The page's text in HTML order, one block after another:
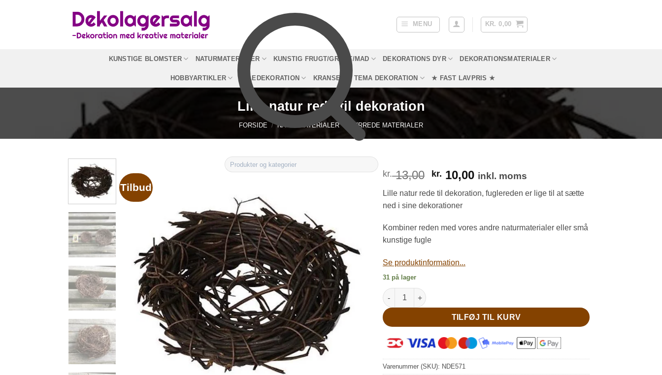
MENU KR. 0,00
KUNSTIGE BLOMSTER NATURMATERIALER KUNSTIG FRUGT/GRØNT/MAD DEKORATIONS DYR DEKORATIONSMATERIALER
HOBBYARTIKLER JULEDEKORATION KRANSE TEMA DEKORATION ★ FAST LAVPRIS ★
Lille natur rede til dekoration
FORSIDE / NATURMATERIALER TØRREDE MATERIALER
Tilbud
kr.13,00 Den
oprindelige
pris
var:
kr. 13,00.
kr. 10,00 Den
aktuelle
pris
kr. 10,00.
inkl. moms
Lille natur rede til dekoration, fuglereden er lige til at sætte
ned i sine dekorationer
Kombiner reden med vores andre naturmaterialer eller små
kunstige fugle
Se produktinformation...
31 på lager
Lille natur rede til dekoration antal
TILFØJ TIL KURV
Varenummer (SKU): NDE571